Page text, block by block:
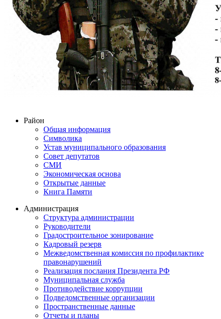
Район
Общая информация
Символика
Устав муниципального образования
Совет депутатов
СМИ
Экономическая основа
Открытые данные
Книга Памяти
Администрация
Структура администрации
Руководители
Градостроительное зонирование
Кадровый резерв
Межведомственная комиссия по профилактике
правонарушений
Реализация послания Президента РФ
Муниципальная служба
Противодействие коррупции
Подведомственные организации
Пространственные данные
Отчеты и планы